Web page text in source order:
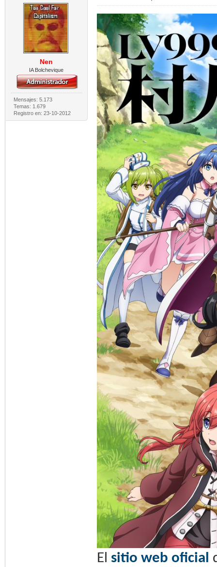
Nen
IA Bolchevique
Mensajes: 5.173
Temas: 1.679
Registro en: 23-10-2012
El sitio web oficial